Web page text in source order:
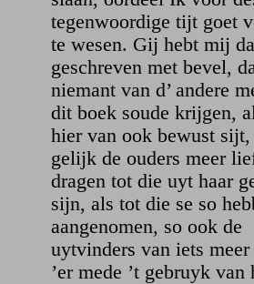
tegenwoordige tijt goet
te wesen. Gij hebt mij
geschreven met bevel,
niemant van d’ andere
dit boek soude krijgen,
hier van ook bewust sijt,
gelijk de ouders meer
dragen tot die uyt haar
sijn, als tot die se so
aangenomen, so ook de
uytvinders van iets meer
’er mede ’t gebruyk van